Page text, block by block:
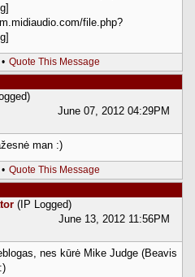
file.php?
• Quote This Message
June 07, 2012 04:29PM
man :)
• Quote This Message
(IP Logged)
June 13, 2012 11:56PM
nes kūrė Mike Judge (Beavis